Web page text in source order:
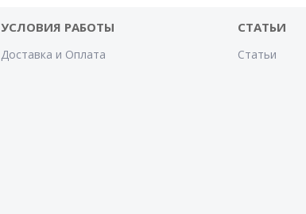
УСЛОВИЯ РАБОТЫ
Доставка и Оплата
СТАТЬИ
Статьи